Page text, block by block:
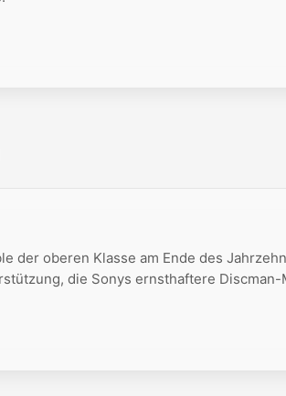
der oberen Klasse am Ende des
die Sonys ernsthaftere Discman-